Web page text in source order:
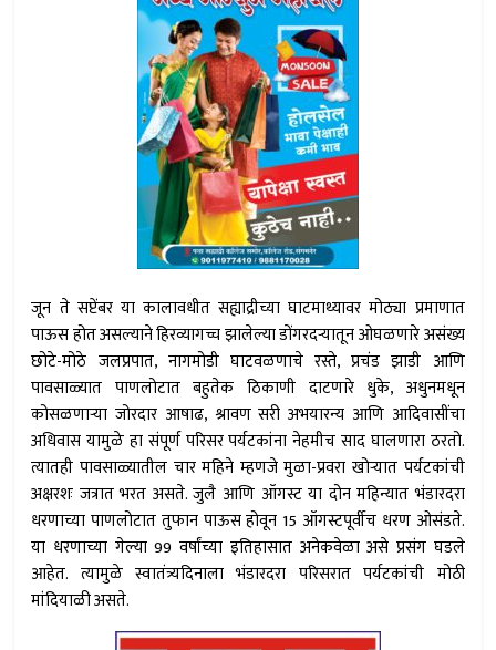
जून ते सप्टेंबर या कालावधीत सह्याद्रीच्या घाटमाथ्यावर मोठ्या प्रमाणात
पाऊस होत असल्याने हिरव्यागच्च झालेल्या डोंगरदर्‍यातून ओघळणारे असंख्य
छोटे-मोठे जलप्रपात, नागमोडी घाटवळणाचे रस्ते, प्रचंड झाडी आणि
पावसाळ्यात पाणलोटात बहुतेक ठिकाणी दाटणारे धुके, अधुनमधून
कोसळणार्‍या जोरदार आषाढ, श्रावण सरी अभयारन्य आणि आदिवासींचा
अधिवास यामुळे हा संपूर्ण परिसर पर्यटकांना नेहमीच साद घालणारा ठरतो.
त्यातही पावसाळ्यातील चार महिने म्हणजे मुळा-प्रवरा खोर्‍यात पर्यटकांची
अक्षरशः जत्रात भरत असते. जुलै आणि ऑगस्ट या दोन महिन्यात भंडारदरा
धरणाच्या पाणलोटात तुफान पाऊस होवून 15 ऑगस्टपूर्वीच धरण ओसंडते.
या धरणाच्या गेल्या 99 वर्षांच्या इतिहासात अनेकवेळा असे प्रसंग घडले
आहेत. त्यामुळे स्वातंत्र्यदिनाला भंडारदरा परिसरात पर्यटकांची मोठी
मांदियाळी असते.